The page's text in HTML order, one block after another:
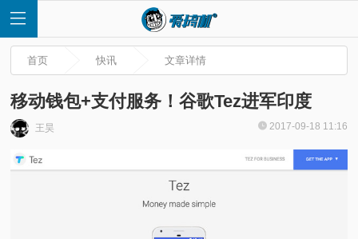
首页 快讯 文章详情
移动钱包+支付服务！谷歌Tez进军印度
王昊 2017-09-18 11:16